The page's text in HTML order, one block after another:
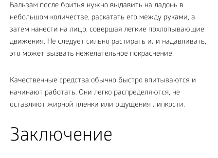
Бальзам после бритья нужно выдавить на ладонь в
небольшом количестве, раскатать его между руками, а
затем нанести на лицо, совершая легкие похлопывающие
движения. Не следует сильно растирать или надавливать,
это может вызвать нежелательное покраснение.
Качественные средства обычно быстро впитываются и
начинают работать. Они легко распределяются, не
оставляют жирной пленки или ощущения липкости.
Заключение